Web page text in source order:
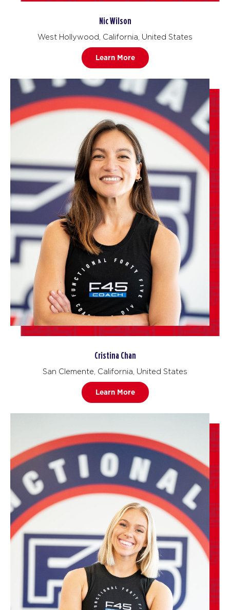
Nic Wilson
West Hollywood, California, United States
Learn More
Cristina Chan
San Clemente, California, United States
Learn More